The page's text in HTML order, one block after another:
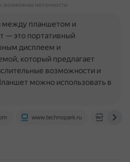
возможны неточности
www.technopark.ru
между планшетом и
— это портативный
дисплеем и
который предлагает
возможности и
можно использовать в